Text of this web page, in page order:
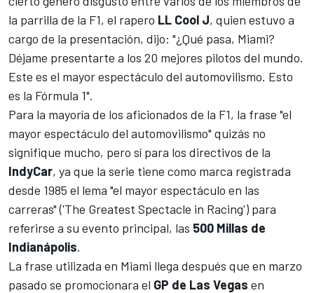
la parrilla de la F1, el rapero LL Cool J, quien estuvo a
cargo de la presentación, dijo: "¿Qué pasa, Miami?
Déjame presentarte a los 20 mejores pilotos del mundo.
Este es el mayor espectáculo del automovilismo. Esto
es la Fórmula 1".
Para la mayoría de los aficionados de la F1, la frase "el
mayor espectáculo del automovilismo" quizás no
signifique mucho, pero sí para los directivos de la
IndyCar, ya que la serie tiene como marca registrada
desde 1985 el lema "el mayor espectáculo en las
carreras" ('The Greatest Spectacle in Racing') para
referirse a su evento principal, las 500 Millas de
Indianápolis.
La frase utilizada en Miami llega después que en marzo
pasado se promocionara el GP de Las Vegas en